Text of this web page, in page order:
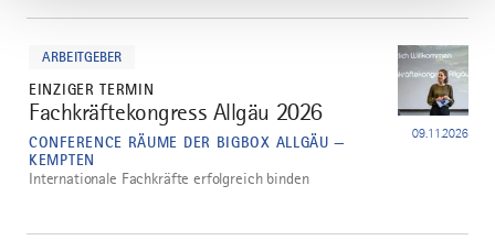
ARBEITGEBER
EINZIGER TERMIN
2
Fachkräftekongress Allgäu 2026
CONFERENCE RÄUME DER BIGBOX ALLGÄU —
KEMPTEN
09.11.2026
Internationale Fachkräfte erfolgreich binden